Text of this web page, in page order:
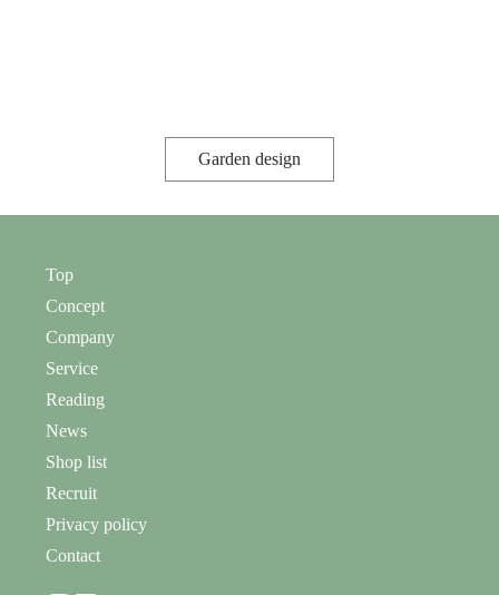
Garden design
Top
Concept
Company
Service
Reading
News
Shop list
Recruit
Privacy policy
Contact